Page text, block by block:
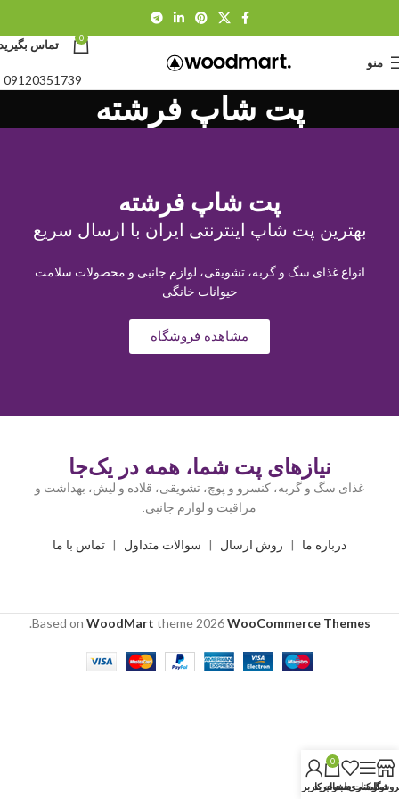
منو
0 تماس
09120351739
پت شاپ فرشته
پت شاپ فرشته
بهترین پت شاپ اینترنتی ایران با ارسال سریع
انواع غذای سگ و گربه، تشویقی، لوازم جانبی و محصولات سلامت
حیوانات خانگی
مشاهده فروشگاه
نیازهای پت شما، همه در یک‌جا
غذای سگ و گربه، کنسرو و پوچ، تشویقی، قلاده و لیش، بهداشت و
مراقبت و لوازم جانبی.
درباره ما روش ارسال سوالات متداول تماس با ما
Based on WoodMart theme2026WooCommerce Themes
.
نوار کناری
لیست دلخواه
0
سبد خرید
حساب کاربری من